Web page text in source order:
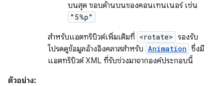
บนสุด ขอบด้านบนของคอนเทนเนอร์ เช่น
"5%p"
สำหรับแอตทริบิวต์เพิ่มเติมที่ <rotate> รองรับ
โปรดดูข้อมูลอ้างอิงคลาสสำหรับ Animation ซึ่งมี
แอตทริบิวต์ XML ที่รับช่วงมาจากองค์ประกอบนี้
ตัวอย่าง: